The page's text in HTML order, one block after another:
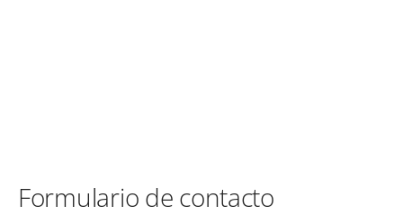
Formulario de contacto